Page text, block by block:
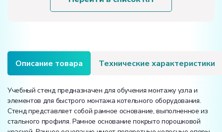
оборудования
Описание товара Технические характеристики
Учебный стенд предназначен для обучения монтажу узла и
элементов для быстрого монтажа котельного оборудования.
Стенд представляет собой рамное основание, выполненное из
стального профиля. Рамное основание покрыто порошковой